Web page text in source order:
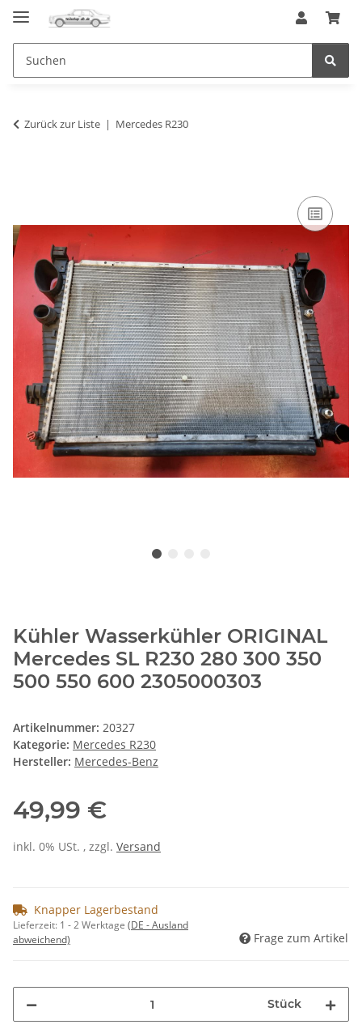
Zurück zur Liste Mercedes R230
Kühler Wasserkühler ORIGINAL
Mercedes SL R230 280 300 350
500 550 600 2305000303
Artikelnummer: 20327
Kategorie: Mercedes R230
Hersteller: Mercedes-Benz
49,99 €
inkl. 0% USt. , zzgl. Versand
Knapper Lagerbestand
Lieferzeit: 1 - 2 Werktage (DE - Ausland
abweichend)
Frage zum Artikel
Stück